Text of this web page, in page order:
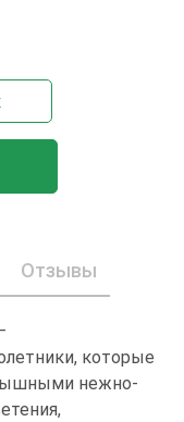
Отзывы
которые
нежно-